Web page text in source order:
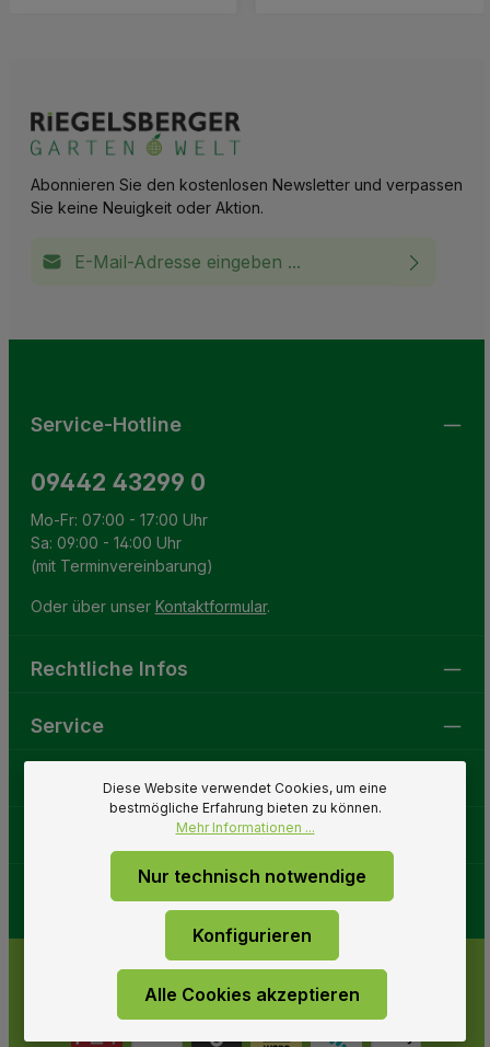
Abonnieren Sie den kostenlosen Newsletter und verpassen
Sie keine Neuigkeit oder Aktion.
Service-Hotline
09442 43299 0
Mo-Fr: 07:00 - 17:00 Uhr
Sa: 09:00 - 14:00 Uhr
(mit Terminvereinbarung)
Oder über unser Kontaktformular.
Rechtliche Infos
Service
GartenweltDiese Website verwendet Cookies, um eine
bestmögliche Erfahrung bieten zu können.
Mehr Informationen ...
Nur technisch notwendige
Konfigurieren
Alle Cookies akzeptieren